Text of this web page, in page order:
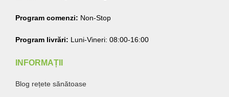
Program comenzi: Non-Stop
Program livrări: Luni-Vineri: 08:00-16:00
INFORMAȚII
Blog rețete sănătoase